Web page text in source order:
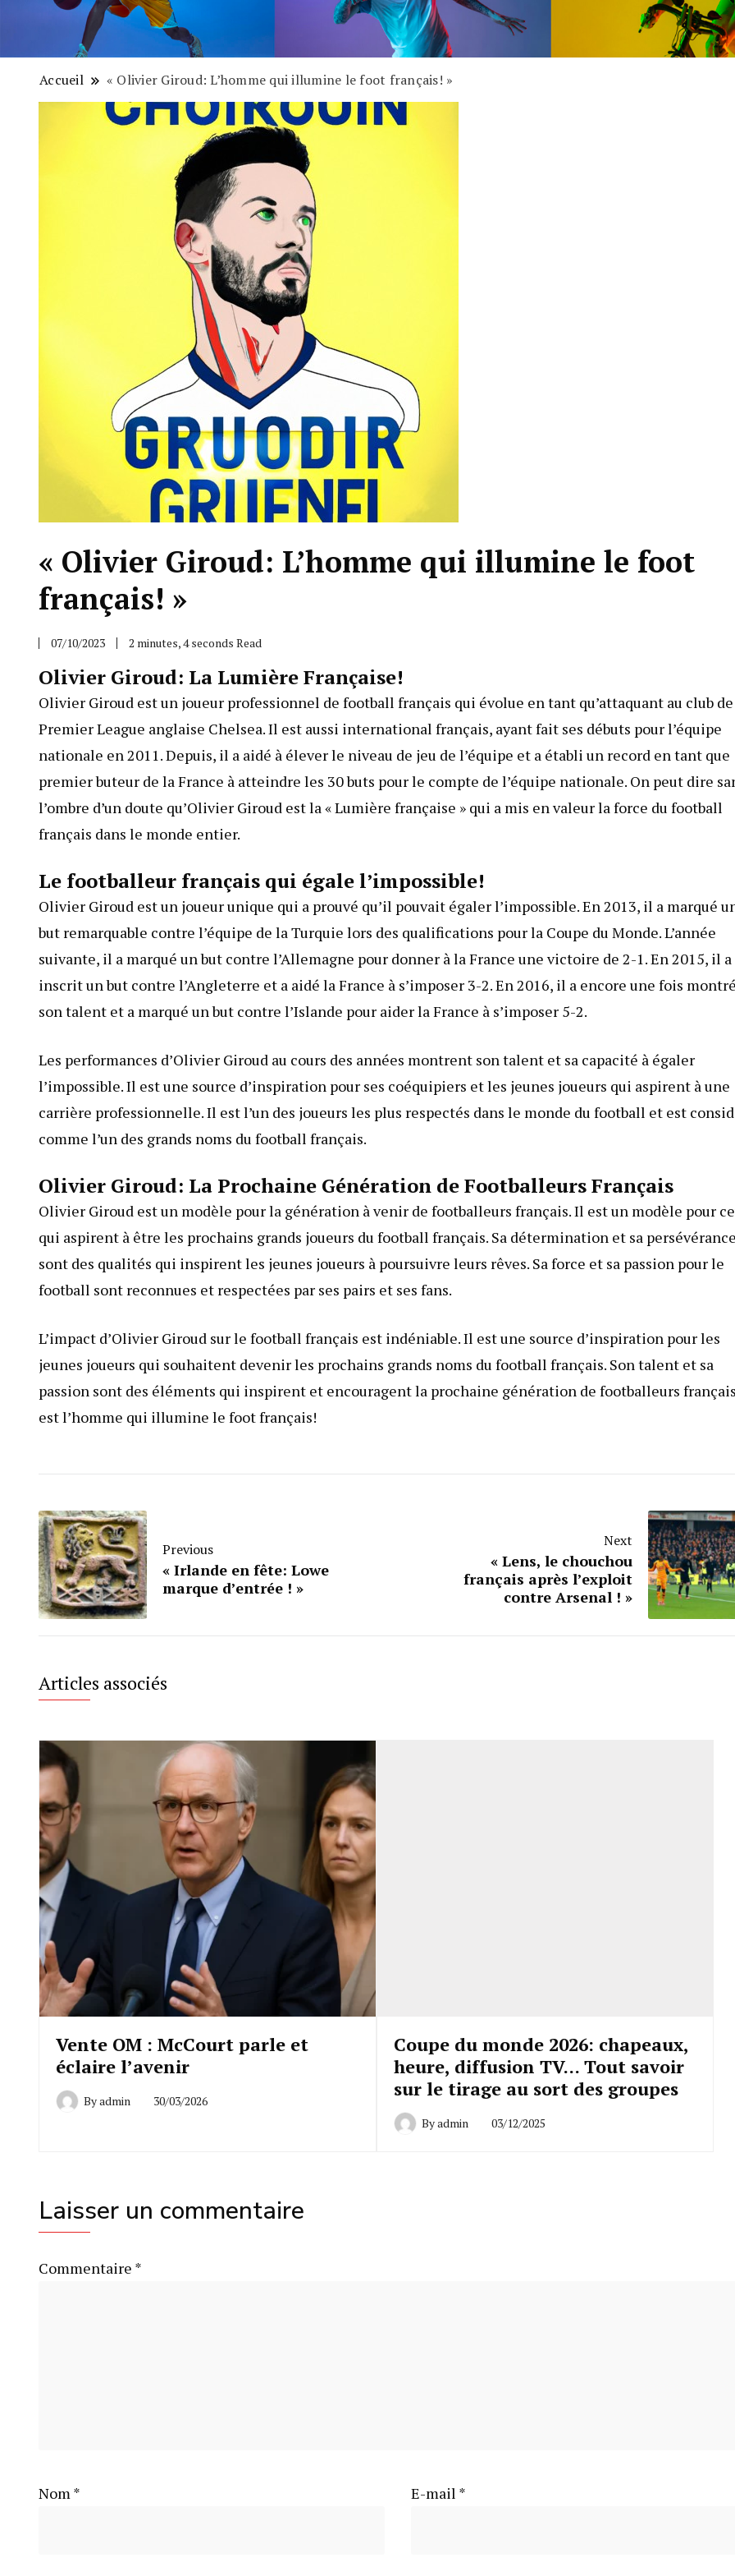
Accueil « Olivier Giroud: L’homme qui illumine le foot français! »
« Olivier Giroud: L’homme qui illumine le foot
français! »
07/10/2023 2 minutes, 4 seconds Read
Olivier Giroud: La Lumière Française!
Olivier Giroud est un joueur professionnel de football français qui évolue en tant qu’attaquant au club de
Premier League anglaise Chelsea. Il est aussi international français, ayant fait ses débuts pour l’équipe
nationale en 2011. Depuis, il a aidé à élever le niveau de jeu de l’équipe et a établi un record en tant que
premier buteur de la France à atteindre les 30 buts pour le compte de l’équipe nationale. On peut dire
l’ombre d’un doute qu’Olivier Giroud est la « Lumière française » qui a mis en valeur la force du football
français dans le monde entier.
Le footballeur français qui égale l’impossible!
Olivier Giroud est un joueur unique qui a prouvé qu’il pouvait égaler l’impossible. En 2013, il a marqué
but remarquable contre l’équipe de la Turquie lors des qualifications pour la Coupe du Monde. L’année
suivante, il a marqué un but contre l’Allemagne pour donner à la France une victoire de 2-1. En 2015, il a
inscrit un but contre l’Angleterre et a aidé la France à s’imposer 3-2. En 2016, il a encore une fois montré
son talent et a marqué un but contre l’Islande pour aider la France à s’imposer 5-2.
Les performances d’Olivier Giroud au cours des années montrent son talent et sa capacité à égaler
l’impossible. Il est une source d’inspiration pour ses coéquipiers et les jeunes joueurs qui aspirent à une
carrière professionnelle. Il est l’un des joueurs les plus respectés dans le monde du football et est
comme l’un des grands noms du football français.
Olivier Giroud: La Prochaine Génération de Footballeurs Français
Olivier Giroud est un modèle pour la génération à venir de footballeurs français. Il est un modèle pour
qui aspirent à être les prochains grands joueurs du football français. Sa détermination et sa persévérance
sont des qualités qui inspirent les jeunes joueurs à poursuivre leurs rêves. Sa force et sa passion pour le
football sont reconnues et respectées par ses pairs et ses fans.
L’impact d’Olivier Giroud sur le football français est indéniable. Il est une source d’inspiration pour les
jeunes joueurs qui souhaitent devenir les prochains grands noms du football français. Son talent et sa
passion sont des éléments qui inspirent et encouragent la prochaine génération de footballeurs
est l’homme qui illumine le foot français!
Previous
« Irlande en fête: Lowe
marque d’entrée ! »
Next
« Lens, le chouchou
français après l’exploit
contre Arsenal ! »
Articles associés
Vente OM : McCourt parle et
éclaire l’avenir
Byadmin 30/03/2026
Coupe du monde 2026: chapeaux,
heure, diffusion TV… Tout savoir
sur le tirage au sort des groupes
Byadmin 03/12/2025
Laisser un commentaire
Commentaire *
Nom* E-mail *